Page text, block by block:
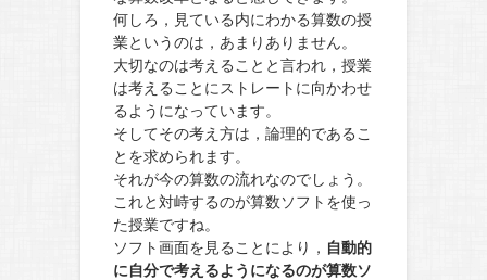
何しろ，見ている内にわかる算数の授
業というのは，あまりありません。
大切なのは考えることと言われ，授業
は考えることにストレートに向かわせ
るようになっています。
そしてその考え方は，論理的であるこ
とを求められます。
それが今の算数の流れなのでしょう。
これと対峙するのが算数ソフトを使っ
た授業ですね。
ソフト画面を見ることにより， 自動的
に自分で考えるようになるのが算数ソ